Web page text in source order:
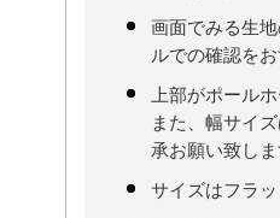
画面でみる生
ルでの確認を
上部がポール
また、幅サイ
承お願い致し
サイズはフラ